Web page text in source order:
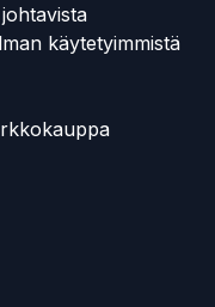
käytetyimmistä